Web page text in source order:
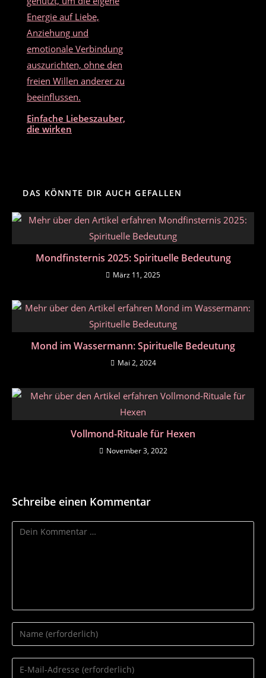
Einfache Liebeszauber,
die wirken
DAS KÖNNTE DIR AUCH GEFALLEN
Mondfinsternis 2025: Spirituelle Bedeutung
März 11, 2025
Mond im Wassermann: Spirituelle Bedeutung
Mai 2, 2024
Vollmond-Rituale für Hexen
November 3, 2022
Schreibe einen Kommentar
Kommentar
Gib
deinen
Namen
oder
Gib